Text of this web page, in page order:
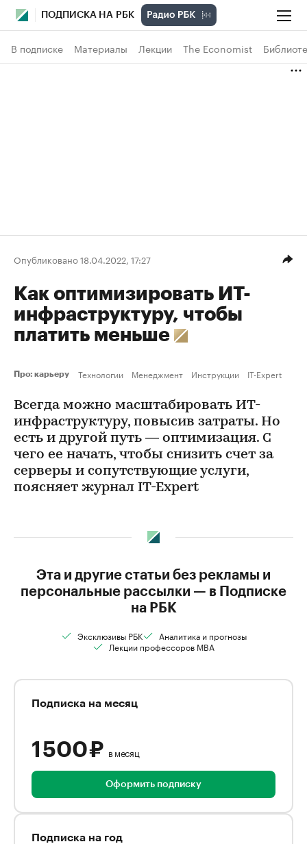
ПОДПИСКА НА РБК
В подписке Материалы Лекции The Economist
Опубликовано 18.04.2022, 17:27
Как оптимизировать ИТ-
инфраструктуру, чтобы
платить меньше
Про: карьеру Технологии Менеджмент Инструкции IT-Expert
Всегда можно масштабировать ИТ-
инфраструктуру, повысив затраты. Но
есть и другой путь — оптимизация. С
чего ее начать, чтобы снизить счет за
серверы и сопутствующие услуги,
поясняет журнал IT-Expert
Эта и другие статьи без рекламы и
персональные рассылки — в Подписке
на РБК
Эксклюзивы РБК
Аналитика и прогнозы
Лекции профессоров MBA
Подписка на месяц
1 500 ₽ в месяц
Оформить подписку
Подписка на год